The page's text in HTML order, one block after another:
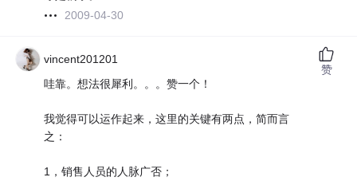
2009-04-30
vincent201201
哇靠。想法很犀利。。。赞一个！
我觉得可以运作起来，这里的关键有两点，简而言
之：
1，销售人员的人脉广否；
赞